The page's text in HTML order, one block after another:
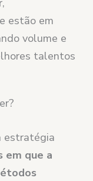
estão em
volume e
talentos
estratégia
em que a